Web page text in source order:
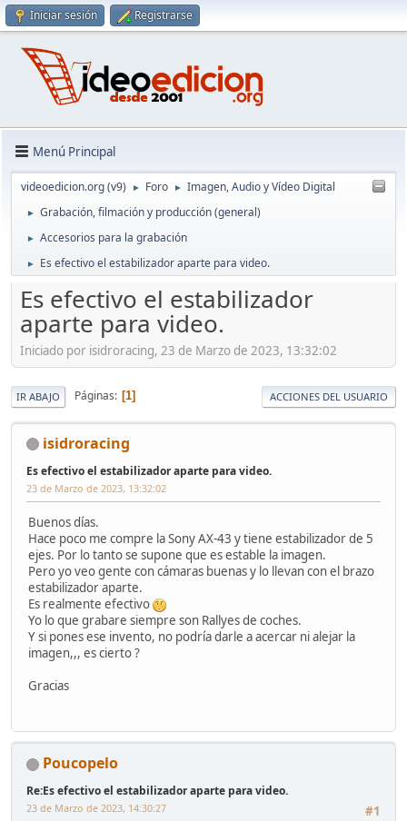
Iniciar sesión Registrarse
Menú Principal
videoedicion.org (v9) ► Foro ► Imagen, Audio y Vídeo Digital
► Grabación, filmación y producción (general)
► Accesorios para la grabación
► Es efectivo el estabilizador aparte para video.
Es efectivo el estabilizador
aparte para video.
Iniciado por isidroracing, 23 de Marzo de 2023, 13:32:02
IR ABAJO Páginas 1 ACCIONES DEL USUARIO
isidroracing
Es efectivo el estabilizador aparte para video.
23 de Marzo de 2023, 13:32:02
Buenos días.
Hace poco me compre la Sony AX-43 y tiene estabilizador de 5
ejes. Por lo tanto se supone que es estable la imagen.
Pero yo veo gente con cámaras buenas y lo llevan con el brazo
estabilizador aparte.
Es realmente efectivo
Yo lo que grabare siempre son Rallyes de coches.
Y si pones ese invento, no podría darle a acercar ni alejar la
imagen,,, es cierto ?
Gracias
Poucopelo
Re:Es efectivo el estabilizador aparte para video.
#1
23 de Marzo de 2023, 14:30:27